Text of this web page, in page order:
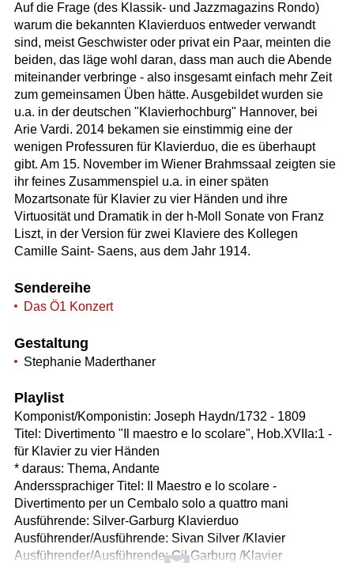
Auf die Frage (des Klassik- und Jazzmagazins Rondo)
warum die bekannten Klavierduos entweder verwandt
sind, meist Geschwister oder privat ein Paar, meinten die
beiden, das läge wohl daran, dass man auch die Abende
miteinander verbringe - also insgesamt einfach mehr Zeit
zum gemeinsamen Üben hätte. Ausgebildet wurden sie
u.a. in der deutschen "Klavierhochburg" Hannover, bei
Arie Vardi. 2014 bekamen sie einstimmig eine der
wenigen Professuren für Klavierduo, die es überhaupt
gibt. Am 15. November im Wiener Brahmssaal zeigten sie
ihr feines Zusammenspiel u.a. in einer späten
Mozartsonate für Klavier zu vier Händen und ihre
Virtuosität und Dramatik in der h-Moll Sonate von Franz
Liszt, in der Version für zwei Klaviere des Kollegen
Camille Saint- Saens, aus dem Jahr 1914.
Sendereihe
Das Ö1 Konzert
Gestaltung
Stephanie Maderthaner
Playlist
Komponist/Komponistin: Joseph Haydn/1732 - 1809
Titel: Divertimento "Il maestro e lo scolare", Hob.XVIIa:1 -
für Klavier zu vier Händen
* daraus: Thema, Andante
Anderssprachiger Titel: Il Maestro e lo scolare -
Divertimento per un Cembalo solo a quattro mani
Ausführende: Silver-Garburg Klavierduo
Ausführender/Ausführende: Sivan Silver /Klavier
Ausführender/Ausführende: Gil Garburg /Klavier